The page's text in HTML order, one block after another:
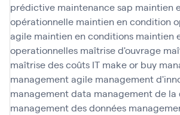
prédictive maintenance sap maintien
opérationnelle maintien en condition
agile maintien en conditions maintien
operationnelles maîtrise d'ouvrage
maîtrise des coûts IT make or buy
management agile management
management data management de la
management des données